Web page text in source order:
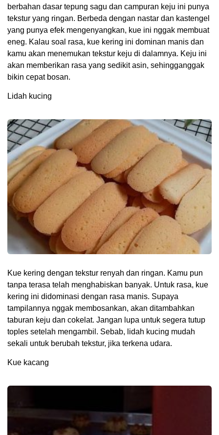
berbahan dasar tepung sagu dan campuran keju ini punya
tekstur yang ringan. Berbeda dengan nastar dan kastengel
yang punya efek mengenyangkan, kue ini nggak membuat
eneg. Kalau soal rasa, kue kering ini dominan manis dan
kamu akan menemukan tekstur keju di dalamnya. Keju ini
akan memberikan rasa yang sedikit asin, sehingganggak
bikin cepat bosan.
Lidah kucing
Kue kering dengan tekstur renyah dan ringan. Kamu pun
tanpa terasa telah menghabiskan banyak. Untuk rasa, kue
kering ini didominasi dengan rasa manis. Supaya
tampilannya nggak membosankan, akan ditambahkan
taburan keju dan cokelat. Jangan lupa untuk segera tutup
toples setelah mengambil. Sebab, lidah kucing mudah
sekali untuk berubah tekstur, jika terkena udara.
Kue kacang